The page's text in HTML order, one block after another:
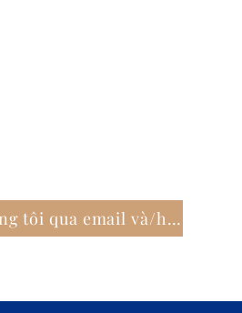
Đăng ký để nhận thông tin cập nhật của chúng tôi qua email và/hoặc thư